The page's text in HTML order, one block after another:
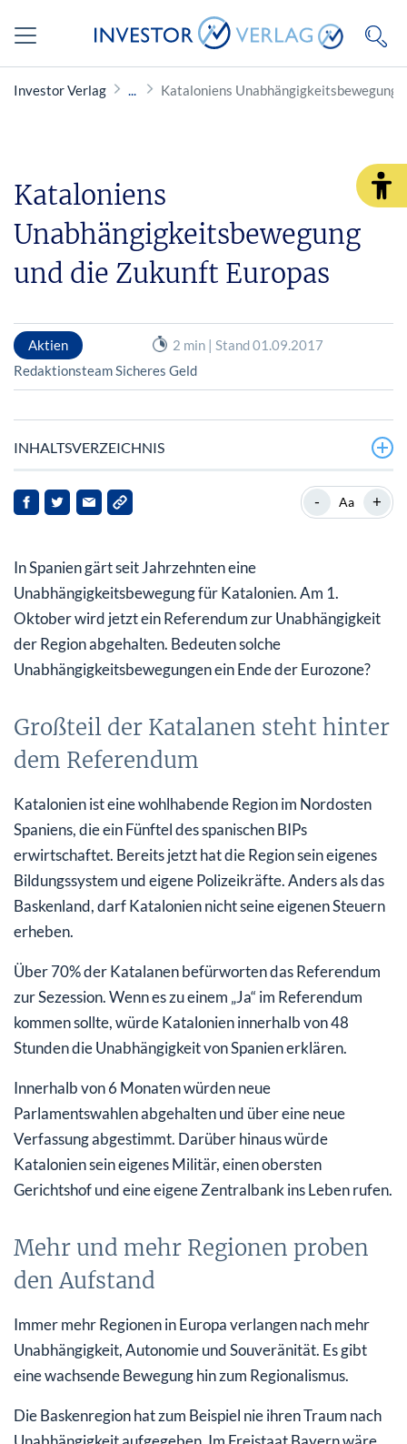
Investor Verlag Kataloniens Unabhängigkeitsbewegung
Kataloniens
Unabhängigkeitsbewegung
und die Zukunft Europas
Aktien
2 min | Stand 01.09.2017
Redaktionsteam Sicheres Geld
INHALTSVERZEICHNIS
Großteil der Katalanen steht hinter dem Referendum
Das europäische Experiment ist gescheitert
- Aa +
In Spanien gärt seit Jahrzehnten eine
Unabhängigkeitsbewegung für Katalonien. Am 1.
Oktober wird jetzt ein Referendum zur Unabhängigkeit
der Region abgehalten. Bedeuten solche
Unabhängigkeitsbewegungen ein Ende der Eurozone?
Großteil der Katalanen steht hinter
dem Referendum
Katalonien ist eine wohlhabende Region im Nordosten
Spaniens, die ein Fünftel des spanischen BIPs
erwirtschaftet. Bereits jetzt hat die Region sein eigenes
Bildungssystem und eigene Polizeikräfte. Anders als das
Baskenland, darf Katalonien nicht seine eigenen Steuern
erheben.
Über 70% der Katalanen befürworten das Referendum
zur Sezession. Wenn es zu einem „Ja“ im Referendum
kommen sollte, würde Katalonien innerhalb von 48
Stunden die Unabhängigkeit von Spanien erklären.
Innerhalb von 6 Monaten würden neue
Parlamentswahlen abgehalten und über eine neue
Verfassung abgestimmt. Darüber hinaus würde
Katalonien sein eigenes Militär, einen obersten
Gerichtshof und eine eigene Zentralbank ins Leben rufen.
Mehr und mehr Regionen proben
den Aufstand
Immer mehr Regionen in Europa verlangen nach mehr
Unabhängigkeit, Autonomie und Souveränität. Es gibt
eine wachsende Bewegung hin zum Regionalismus.
Die Baskenregion hat zum Beispiel nie ihren Traum nach